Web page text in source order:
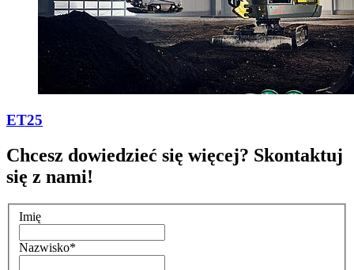
ET25
Chcesz dowiedzieć się więcej? Skontaktuj
się z nami!
Imię
Nazwisko*